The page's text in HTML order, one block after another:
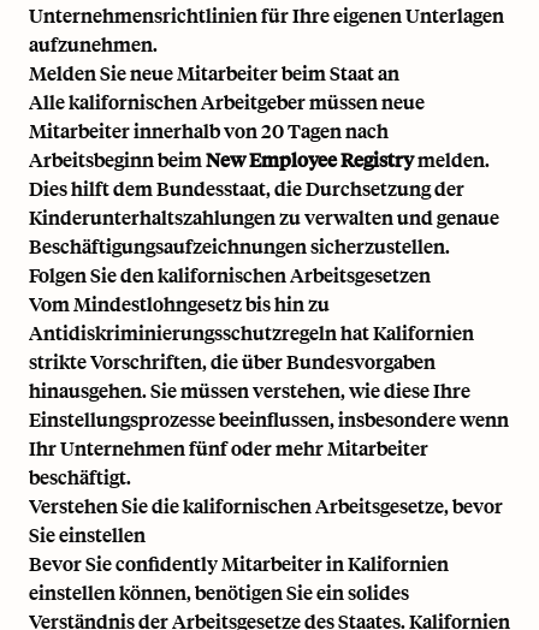
Unternehmensrichtlinien für Ihre eigenen Unterlagen
aufzunehmen.
Melden Sie neue Mitarbeiter beim Staat an
Alle kalifornischen Arbeitgeber müssen neue
Mitarbeiter innerhalb von 20 Tagen nach
Arbeitsbeginn beimNew Employee Registrymelden.
Dies hilft dem Bundesstaat, die Durchsetzung der
Kinderunterhaltszahlungen zu verwalten und genaue
Beschäftigungsaufzeichnungen sicherzustellen.
Folgen Sie den kalifornischen Arbeitsgesetzen
Vom Mindestlohngesetz bis hin zu
Antidiskriminierungsschutzregeln hat Kalifornien
strikte Vorschriften, die über Bundesvorgaben
hinausgehen. Sie müssen verstehen, wie diese Ihre
Einstellungsprozesse beeinflussen, insbesondere wenn
Ihr Unternehmen fünf oder mehr Mitarbeiter
beschäftigt.
Verstehen Sie die kalifornischen Arbeitsgesetze, bevor
Sie einstellen
Bevor Sie confidently Mitarbeiter in Kalifornien
einstellen können, benötigen Sie ein solides
Verständnis der Arbeitsgesetze des Staates. Kalifornien